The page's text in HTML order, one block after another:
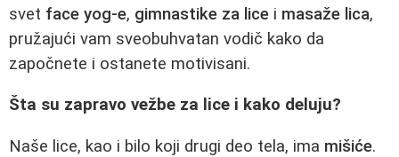
svet face yog-e, gimnastike za lice i masaže lica,
pružajući vam sveobuhvatan vodič kako da
započnete i ostanete motivisani.
Šta su zapravo vežbe za lice i kako deluju?
Naše lice, kao i bilo koji drugi deo tela, ima mišiće.